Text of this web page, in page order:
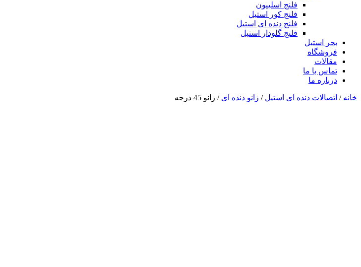
فلنج اسلیپون
فلنج کور استیل
فلنج دنده ای استیل
فلنج گلودار استیل
بحر استیل
فروشگاه
مقالات
تماس با ما
درباره ما
خانه / اتصالات دنده ای استیل / زانو دنده ای / زانو 45 درجه